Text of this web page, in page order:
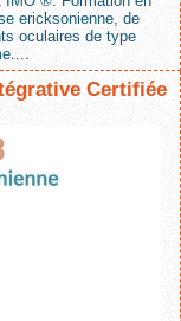
ericksonienne, de
oculaires de type
Certifiée